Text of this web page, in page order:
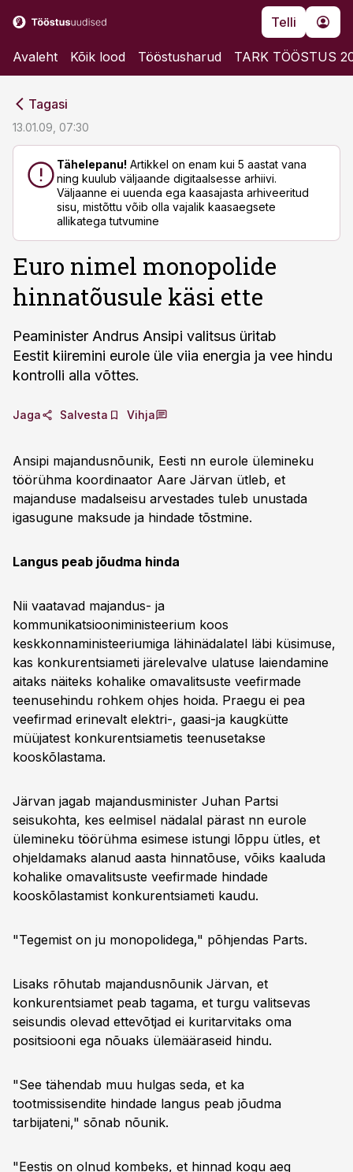
Telli
Avaleht Kõik lood Tööstusharud TARK TÖÖSTUS
Tagasi
13.01.09, 07:30
Tähelepanu! Artikkel on enam kui 5 aastat vana
ning kuulub väljaande digitaalsesse arhiivi.
Väljaanne ei uuenda ega kaasajasta arhiveeritud
sisu, mistõttu võib olla vajalik kaasaegsete
allikatega tutvumine
Euro nimel monopolide
hinnatõusule käsi ette
Peaminister Andrus Ansipi valitsus üritab
Eestit kiiremini eurole üle viia energia ja vee hindu
kontrolli alla võttes.
Jaga Salvesta Vihja
Ansipi majandusnõunik, Eesti nn eurole ülemineku
töörühma koordinaator Aare Järvan ütleb, et
majanduse madalseisu arvestades tuleb unustada
igasugune maksude ja hindade tõstmine.
Langus peab jõudma hinda
Nii vaatavad majandus- ja
kommunikatsiooniministeerium koos
keskkonnaministeeriumiga lähinädalatel läbi küsimuse,
kas konkurentsiameti järelevalve ulatuse laiendamine
aitaks näiteks kohalike omavalitsuste veefirmade
teenusehindu rohkem ohjes hoida. Praegu ei pea
veefirmad erinevalt elektri-, gaasi-ja kaugkütte
müüjatest konkurentsiametis teenusetakse
kooskõlastama.
Järvan jagab majandusminister Juhan Partsi
seisukohta, kes eelmisel nädalal pärast nn eurole
ülemineku töörühma esimese istungi lõppu ütles, et
ohjeldamaks alanud aasta hinnatõuse, võiks kaaluda
kohalike omavalitsuste veefirmade hindade
kooskõlastamist konkurentsiameti kaudu.
"Tegemist on ju monopolidega," põhjendas Parts.
Lisaks rõhutab majandusnõunik Järvan, et
konkurentsiamet peab tagama, et turgu valitsevas
seisundis olevad ettevõtjad ei kuritarvitaks oma
positsiooni ega nõuaks ülemääraseid hindu.
"See tähendab muu hulgas seda, et ka
tootmissisendite hindade langus peab jõudma
tarbijateni," sõnab nõunik.
"Eestis on olnud kombeks, et hinnad kogu aeg